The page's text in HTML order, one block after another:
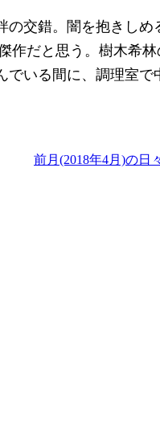
交錯。闇を抱きし
だと思う。樹木希林
いる間に、調理室
前月(2018年4月)の日